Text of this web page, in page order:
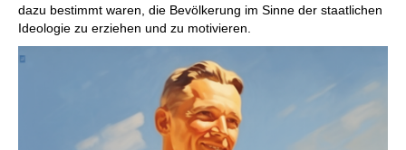
dazu bestimmt waren, die Bevölkerung im Sinne der staatlichen
Ideologie zu erziehen und zu motivieren.